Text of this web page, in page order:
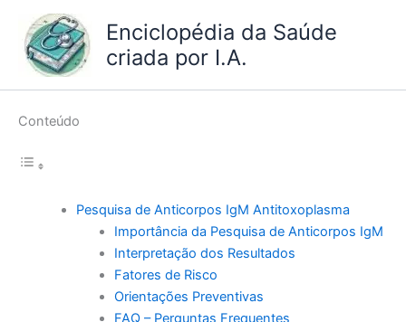
conteúdo
Enciclopédia da Saúde
criada por I.A.
Conteúdo
Pesquisa de Anticorpos IgM Antitoxoplasma
Importância da Pesquisa de Anticorpos IgM
Interpretação dos Resultados
Fatores de Risco
Orientações Preventivas
FAQ – Perguntas Frequentes